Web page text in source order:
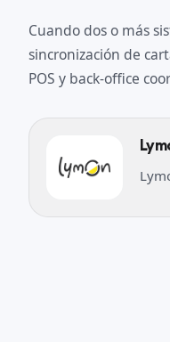
Cuando dos o más
sincronización de
POS y back-office